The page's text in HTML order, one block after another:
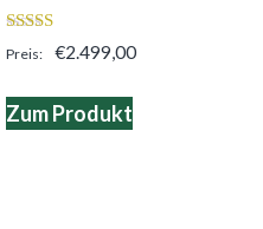
3.00
von 5
€2.499,00
Zum Produkt